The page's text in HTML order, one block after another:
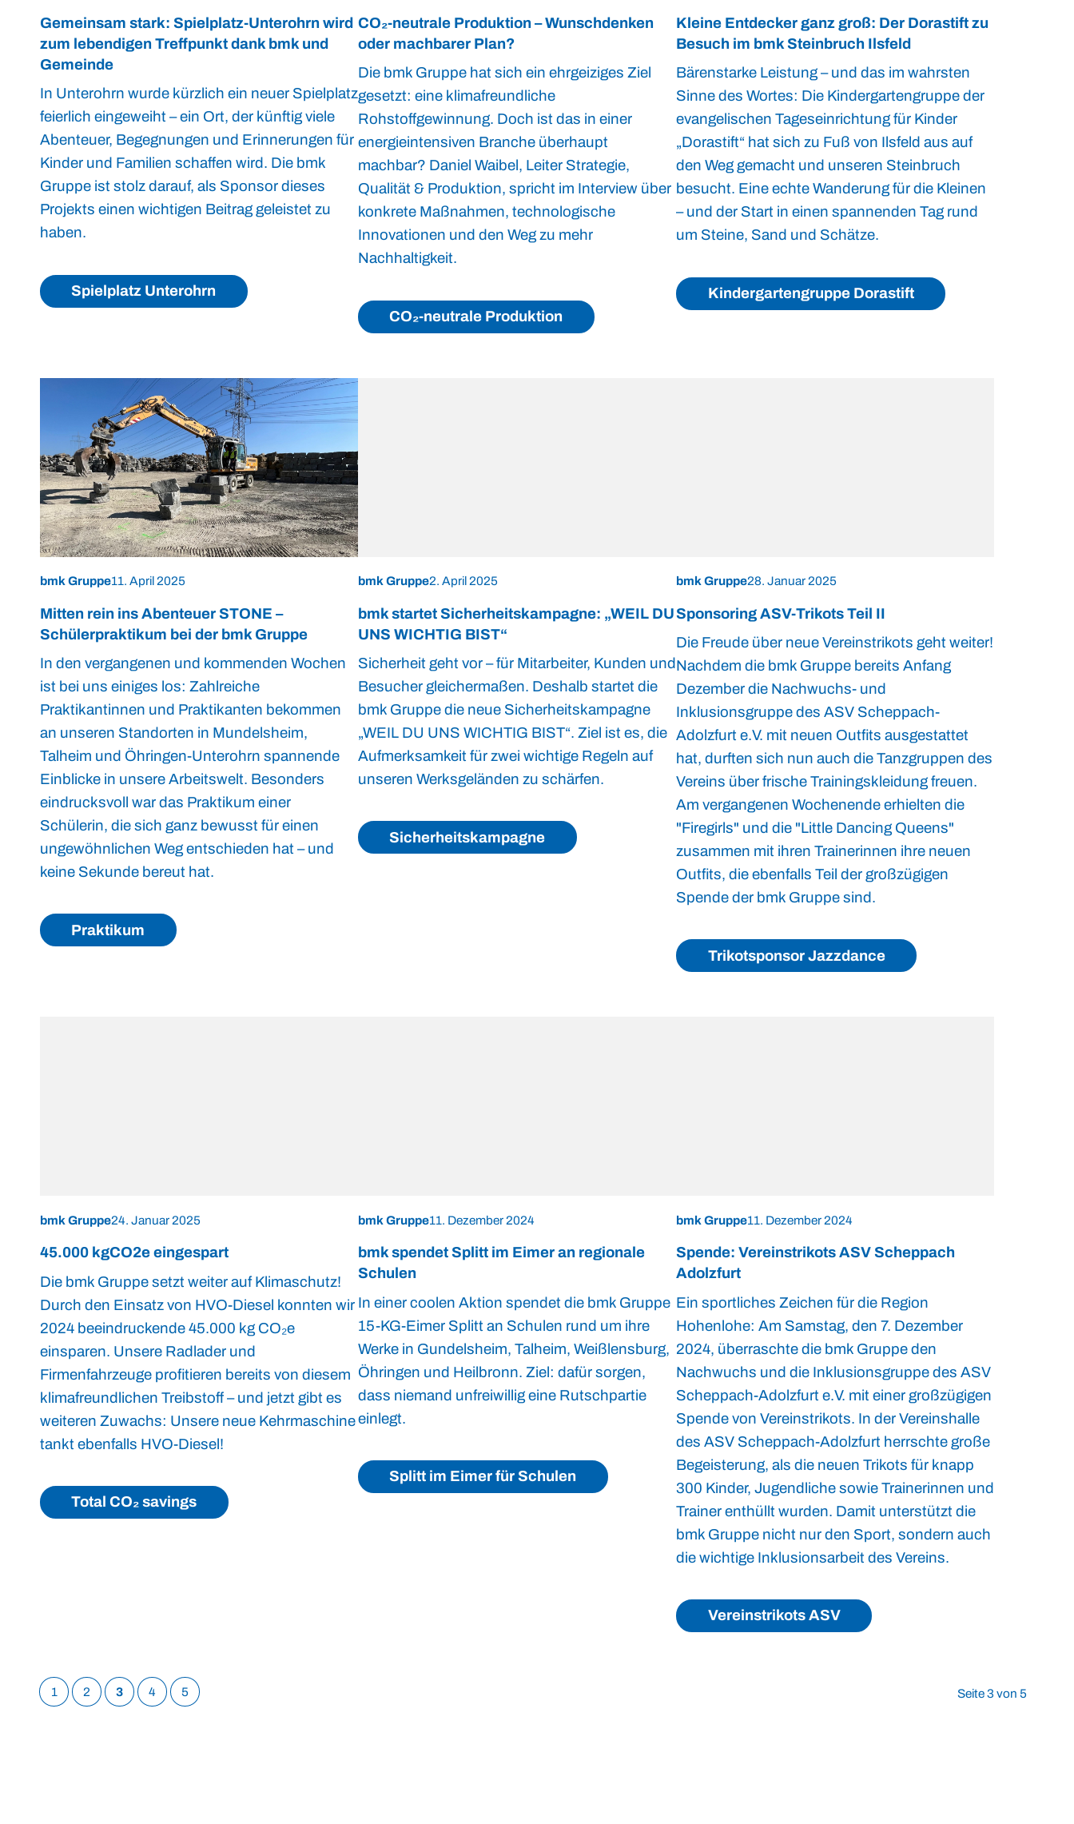
Gemeinsam stark: Spielplatz-Unterohrn wird
zum lebendigen Treffpunkt dank bmk und
Gemeinde
In Unterohrn wurde kürzlich ein neuer Spielplatz
feierlich eingeweiht – ein Ort, der künftig viele
Abenteuer, Begegnungen und Erinnerungen für
Kinder und Familien schaffen wird. Die bmk
Gruppe ist stolz darauf, als Sponsor dieses
Projekts einen wichtigen Beitrag geleistet zu
haben.
Spielplatz Unterohrn
CO₂-neutrale Produktion – Wunschdenken
oder machbarer Plan?
Die bmk Gruppe hat sich ein ehrgeiziges Ziel
gesetzt: eine klimafreundliche
Rohstoffgewinnung. Doch ist das in einer
energieintensiven Branche überhaupt
machbar? Daniel Waibel, Leiter Strategie,
Qualität & Produktion, spricht im Interview über
konkrete Maßnahmen, technologische
Innovationen und den Weg zu mehr
Nachhaltigkeit.
CO₂-neutrale Produktion
Kleine Entdecker ganz groß: Der Dorastift zu
Besuch im bmk Steinbruch Ilsfeld
Bärenstarke Leistung – und das im wahrsten
Sinne des Wortes: Die Kindergartengruppe der
evangelischen Tageseinrichtung für Kinder
„Dorastift“ hat sich zu Fuß von Ilsfeld aus auf
den Weg gemacht und unseren Steinbruch
besucht. Eine echte Wanderung für die Kleinen
– und der Start in einen spannenden Tag rund
um Steine, Sand und Schätze.
Kindergartengruppe Dorastift
bmk Gruppe11. April 2025
Mitten rein ins Abenteuer STONE –
Schülerpraktikum bei der bmk Gruppe
In den vergangenen und kommenden Wochen
ist bei uns einiges los: Zahlreiche
Praktikantinnen und Praktikanten bekommen
an unseren Standorten in Mundelsheim,
Talheim und Öhringen-Unterohrn spannende
Einblicke in unsere Arbeitswelt. Besonders
eindrucksvoll war das Praktikum einer
Schülerin, die sich ganz bewusst für einen
ungewöhnlichen Weg entschieden hat – und
keine Sekunde bereut hat.
Praktikum
bmk Gruppe2. April 2025
bmk startet Sicherheitskampagne: „WEIL DU
UNS WICHTIG BIST“
Sicherheit geht vor – für Mitarbeiter, Kunden und
Besucher gleichermaßen. Deshalb startet die
bmk Gruppe die neue Sicherheitskampagne
„WEIL DU UNS WICHTIG BIST“. Ziel ist es, die
Aufmerksamkeit für zwei wichtige Regeln auf
unseren Werksgeländen zu schärfen.
Sicherheitskampagne
bmk Gruppe28. Januar 2025
Sponsoring ASV-Trikots Teil II
Die Freude über neue Vereinstrikots geht weiter!
Nachdem die bmk Gruppe bereits Anfang
Dezember die Nachwuchs- und
Inklusionsgruppe des ASV Scheppach-
Adolzfurt e.V. mit neuen Outfits ausgestattet
hat, durften sich nun auch die Tanzgruppen des
Vereins über frische Trainingskleidung freuen.
Am vergangenen Wochenende erhielten die
"Firegirls" und die "Little Dancing Queens"
zusammen mit ihren Trainerinnen ihre neuen
Outfits, die ebenfalls Teil der großzügigen
Spende der bmk Gruppe sind.
Trikotsponsor Jazzdance
bmk Gruppe24. Januar 2025
45.000 kgCO2e eingespart
Die bmk Gruppe setzt weiter auf Klimaschutz!
Durch den Einsatz von HVO-Diesel konnten wir
2024 beeindruckende 45.000 kg CO₂e
einsparen. Unsere Radlader und
Firmenfahrzeuge profitieren bereits von diesem
klimafreundlichen Treibstoff – und jetzt gibt es
weiteren Zuwachs: Unsere neue Kehrmaschine
tankt ebenfalls HVO-Diesel!
Total CO₂ savings
bmk Gruppe11. Dezember 2024
bmk spendet Splitt im Eimer an regionale
Schulen
In einer coolen Aktion spendet die bmk Gruppe
15-KG-Eimer Splitt an Schulen rund um ihre
Werke in Gundelsheim, Talheim, Weißlensburg,
Öhringen und Heilbronn. Ziel: dafür sorgen,
dass niemand unfreiwillig eine Rutschpartie
einlegt.
Splitt im Eimer für Schulen
bmk Gruppe11. Dezember 2024
Spende: Vereinstrikots ASV Scheppach
Adolzfurt
Ein sportliches Zeichen für die Region
Hohenlohe: Am Samstag, den 7. Dezember
2024, überraschte die bmk Gruppe den
Nachwuchs und die Inklusionsgruppe des ASV
Scheppach-Adolzfurt e.V. mit einer großzügigen
Spende von Vereinstrikots. In der Vereinshalle
des ASV Scheppach-Adolzfurt herrschte große
Begeisterung, als die neuen Trikots für knapp
300 Kinder, Jugendliche sowie Trainerinnen und
Trainer enthüllt wurden. Damit unterstützt die
bmk Gruppe nicht nur den Sport, sondern auch
die wichtige Inklusionsarbeit des Vereins.
Vereinstrikots ASV
Seite 3 von 5
1 2 3 4 5